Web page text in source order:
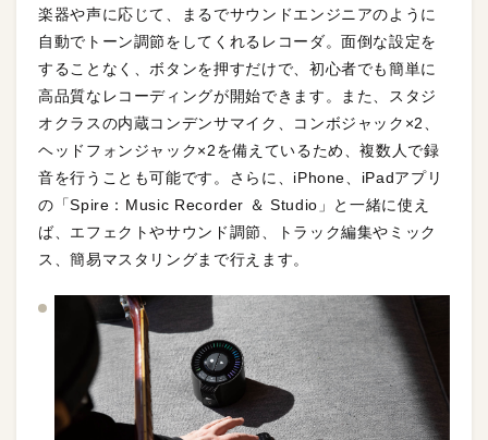
楽器や声に応じて、まるでサウンドエンジニアのように
自動でトーン調節をしてくれるレコーダ。面倒な設定を
することなく、ボタンを押すだけで、初心者でも簡単に
高品質なレコーディングが開始できます。また、スタジ
オクラスの内蔵コンデンサマイク、コンボジャック×2、
ヘッドフォンジャック×2を備えているため、複数人で録
音を行うことも可能です。さらに、iPhone、iPadアプリ
の「Spire：Music Recorder ＆ Studio」と一緒に使え
ば、エフェクトやサウンド調節、トラック編集やミック
ス、簡易マスタリングまで行えます。